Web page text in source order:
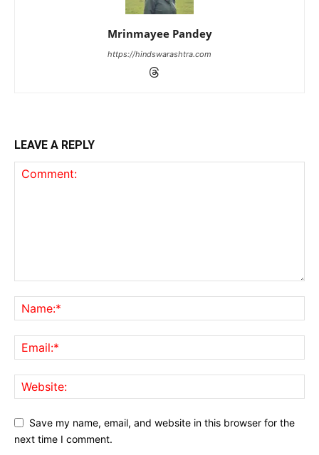
Mrinmayee Pandey
https://hindswarashtra.com
LEAVE A REPLY
Save my name, email, and website in this browser for the
next time I comment.